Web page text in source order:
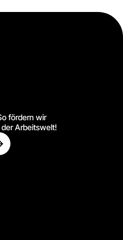
fördern wir
Arbeitswelt!